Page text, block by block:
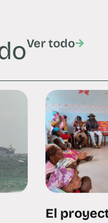
Ver todo
El